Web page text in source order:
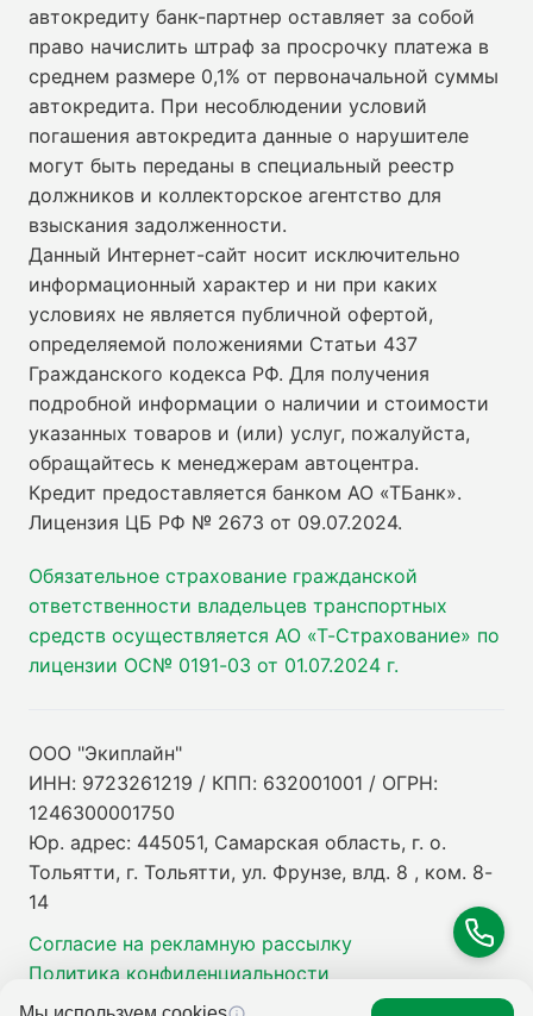
автокредиту банк-партнер оставляет за собой
право начислить штраф за просрочку платежа в
среднем размере 0,1% от первоначальной суммы
автокредита. При несоблюдении условий
погашения автокредита данные о нарушителе
могут быть переданы в специальный реестр
должников и коллекторское агентство для
взыскания задолженности.
Данный Интернет-сайт носит исключительно
информационный характер и ни при каких
условиях не является публичной офертой,
определяемой положениями Статьи 437
Гражданского кодекса РФ. Для получения
подробной информации о наличии и стоимости
указанных товаров и (или) услуг, пожалуйста,
обращайтесь к менеджерам автоцентра.
Кредит предоставляется банком АО «ТБанк».
Лицензия ЦБ РФ № 2673 от 09.07.2024.
Обязательное страхование гражданской
ответственности владельцев транспортных
средств осуществляется АО «Т-Страхование» по
лицензии ОС№ 0191-03 от 01.07.2024 г.
ООО "Экиплайн"
ИНН: 9723261219 / КПП: 632001001 / ОГРН:
1246300001750
Юр. адрес: 445051, Самарская область, г. о.
Тольятти, г. Тольятти, ул. Фрунзе, влд. 8 , ком. 8-
14
Согласие на рекламную рассылку
Политика конфиденциальности